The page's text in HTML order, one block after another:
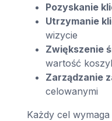
Pozyskanie
Utrzymanie
wizycie
Zwiększenie
wartość
Zarządzanie
celowanymi
Każdy cel